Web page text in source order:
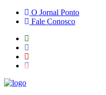
O Jornal Ponto
Fale Conosco